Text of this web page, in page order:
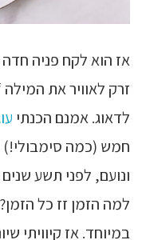
אז הוא לקח פניה
זרק לאוויר את
לדאוג. אמנם הכנתי
חמש (כמה סימבולי!)
ונועם, לפני תשע
למה הזמן זז כל
במיוחד. אז קיוויתי